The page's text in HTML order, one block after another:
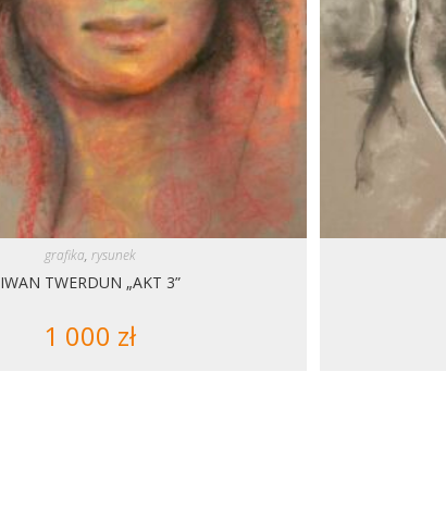
grafika, rysunek
IWAN TWERDUN „AKT 3”
1 000 zł